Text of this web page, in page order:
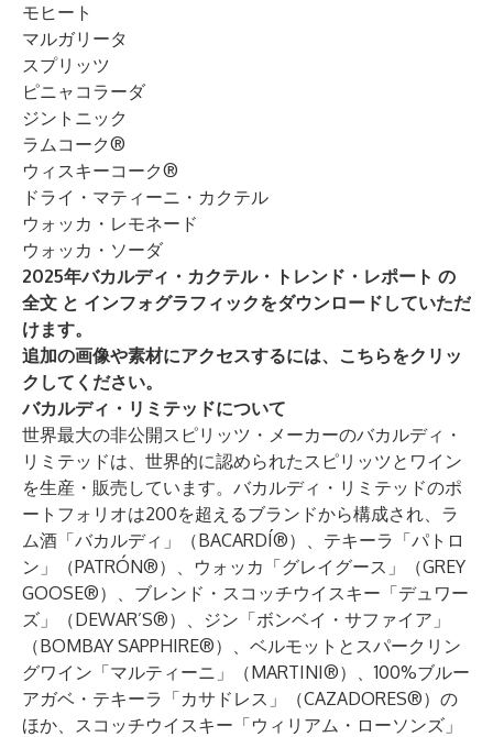
モヒート
マルガリータ
スプリッツ
ピニャコラーダ
ジントニック
ラムコーク®
ウィスキーコーク®
ドライ・マティーニ・カクテル
ウォッカ・レモネード
ウォッカ・ソーダ
2025年バカルディ・カクテル・トレンド・レポート の
全文 と インフォグラフィックをダウンロードしていただ
けます。
追加の画像や素材にアクセスするには、 こちらをクリッ
クしてください。
バカルディ・リミテッドについて
世界最大の非公開スピリッツ・メーカーのバカルディ・
リミテッドは、世界的に認められたスピリッツとワイン
を生産・販売しています。バカルディ・リミテッドのポ
ートフォリオは200を超えるブランドから構成され、ラ
ム酒「バカルディ」（BACARDÍ®）、テキーラ「パトロ
ン」（PATRÓN®）、ウォッカ「グレイグース」（GREY
GOOSE®）、ブレンド・スコッチウイスキー「デュワー
ズ」（DEWAR’S®）、ジン「ボンベイ・サファイア」
（BOMBAY SAPPHIRE®）、ベルモットとスパークリン
グワイン「マルティーニ」（MARTINI®）、100%ブルー
アガベ・テキーラ「カサドレス」（CAZADORES®）の
ほか、スコッチウイスキー「ウィリアム・ローソンズ」